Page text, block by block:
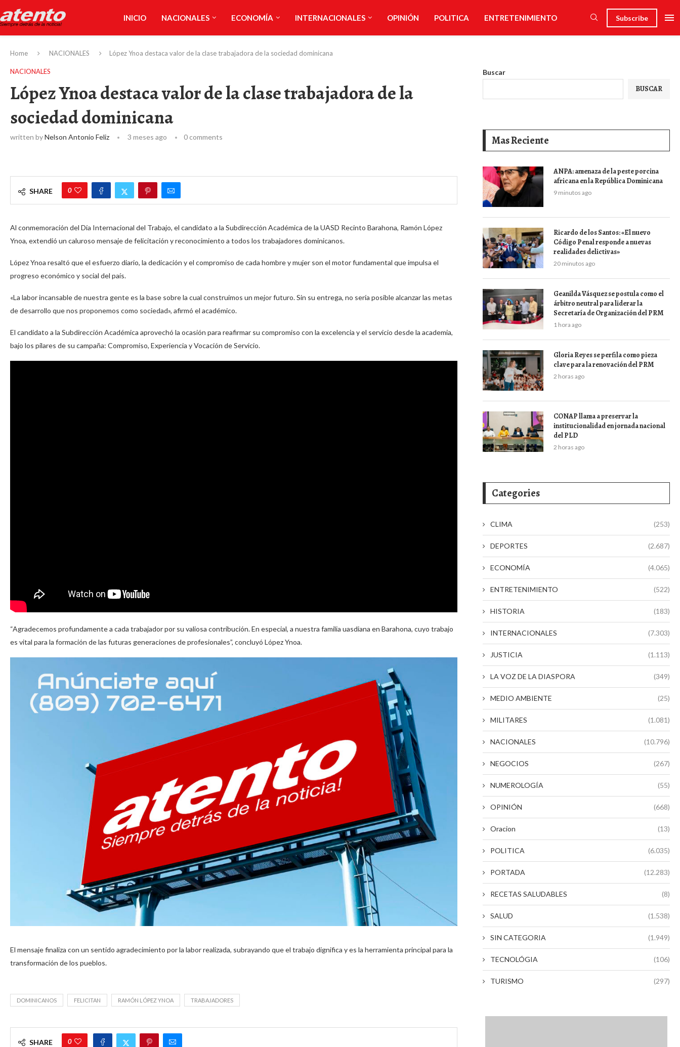
INICIO NACIONALES ECONOMÍA INTERNACIONALES OPINIÓN POLITICA ENTRETENIMIENTO Subscribe
Home NACIONALES López Ynoa destaca valor de la clase trabajadora de la sociedad dominicana
NACIONALES
López Ynoa destaca valor de la clase trabajadora de la
sociedad dominicana
written byNelson Antonio Feliz 3 meses ago 0 comments
SHARE 0
Al conmemoración del Día Internacional del Trabajo, el candidato a la Subdirección Académica de la UASD Recinto Barahona, Ramón López
Ynoa, extendió un caluroso mensaje de felicitación y reconocimiento a todos los trabajadores dominicanos.
López Ynoa resaltó que el esfuerzo diario, la dedicación y el compromiso de cada hombre y mujer son el motor fundamental que impulsa el
progreso económico y social del país.
«La labor incansable de nuestra gente es la base sobre la cual construimos un mejor futuro. Sin su entrega, no sería posible alcanzar las metas
de desarrollo que nos proponemos como sociedad», afirmó el académico.
El candidato a la Subdirección Académica aprovechó la ocasión para reafirmar su compromiso con la excelencia y el servicio desde la academia,
bajo los pilares de su campaña: Compromiso, Experiencia y Vocación de Servicio.
“Agradecemos profundamente a cada trabajador por su valiosa contribución. En especial, a nuestra familia uasdiana en Barahona, cuyo trabajo
es vital para la formación de las futuras generaciones de profesionales”, concluyó López Ynoa.
El mensaje finaliza con un sentido agradecimiento por la labor realizada, subrayando que el trabajo dignifica y es la herramienta principal para la
transformación de los pueblos.
DOMINICANOS FELICITAN RAMÓN LÓPEZ YNOA TRABAJADORES
SHARE 0
Buscar
BUSCAR
Mas Reciente
ANPA: amenaza de la peste porcina
africana en la República Dominicana
9 minutos ago
Ricardo de los Santos: «El nuevo
Código Penal responde a nuevas
realidades delictivas»
20 minutos ago
Geanilda Vásquez se postula como el
árbitro neutral para liderar la
Secretaría de Organización del PRM
1 hora ago
Gloria Reyes se perfila como pieza
clave para la renovación del PRM
2 horas ago
CONAP llama a preservar la
institucionalidad en jornada nacional
del PLD
2 horas ago
Categories
CLIMA (253)
DEPORTES (2.687)
ECONOMÍA (4.065)
ENTRETENIMIENTO (522)
HISTORIA (183)
INTERNACIONALES (7.303)
JUSTICIA (1.113)
LA VOZ DE LA DIASPORA (349)
MEDIO AMBIENTE (25)
MILITARES (1.081)
NACIONALES (10.796)
NEGOCIOS (267)
NUMEROLOGÍA (55)
OPINIÓN (668)
Oracion (13)
POLITICA (6.035)
PORTADA (12.283)
RECETAS SALUDABLES (8)
SALUD (1.538)
SIN CATEGORIA (1.949)
TECNOLÓGIA (106)
TURISMO (297)